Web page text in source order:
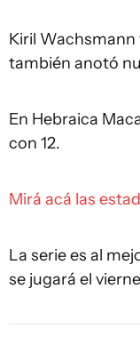
Kiril Wachsmann
también anotó
En Hebraica
con 12.
Mirá acá las
La serie es al
se jugará el